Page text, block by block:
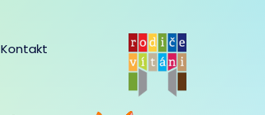
Kontakt